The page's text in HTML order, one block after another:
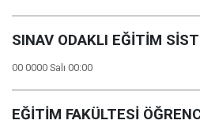
SINAV ODAKLI EĞİTİM
00 0000 Salı 00:00
EĞİTİM FAKÜLTESİ